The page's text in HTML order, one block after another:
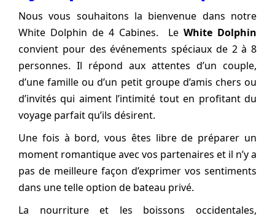
Nous vous souhaitons la bienvenue dans notre
White Dolphin de 4 Cabines. Le White Dolphin
convient pour des événements spéciaux de 2 à 8
personnes. Il répond aux attentes d’un couple,
d’une famille ou d’un petit groupe d’amis chers ou
d’invités qui aiment l’intimité tout en profitant du
voyage parfait qu’ils désirent.
Une fois à bord, vous êtes libre de préparer un
moment romantique avec vos partenaires et il n’y a
pas de meilleure façon d’exprimer vos sentiments
dans une telle option de bateau privé.
La nourriture et les boissons occidentales,